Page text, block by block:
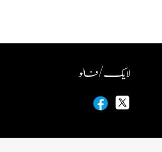
لایک / فالو